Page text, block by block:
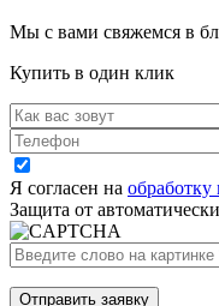
Мы с вами свяжемся в
Купить в один клик
Я согласен на
Защита от